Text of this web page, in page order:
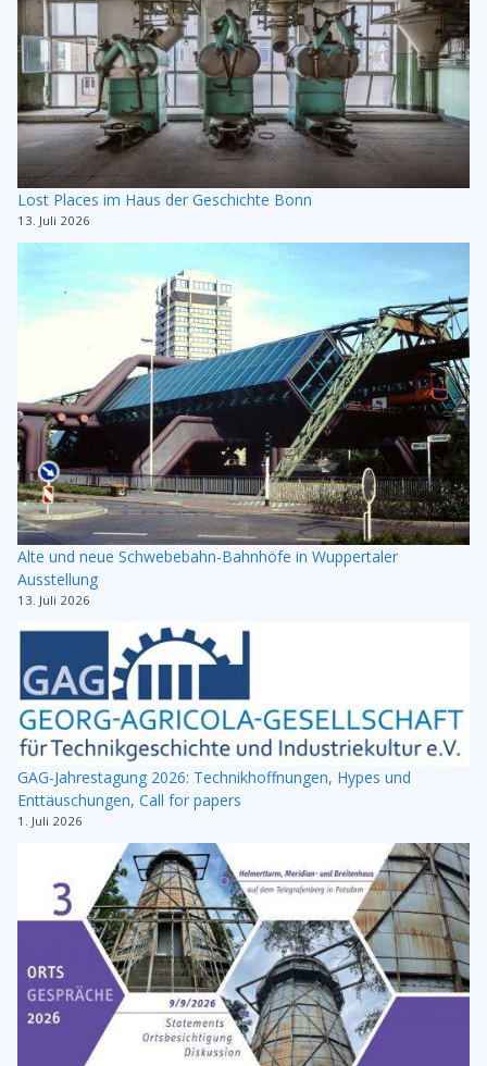
Lost Places im Haus der Geschichte Bonn
13. Juli 2026
Alte und neue Schwebebahn-Bahnhöfe in Wuppertaler
Ausstellung
13. Juli 2026
GAG-Jahrestagung 2026: Technikhoffnungen, Hypes und
Enttäuschungen, Call for papers
1. Juli 2026